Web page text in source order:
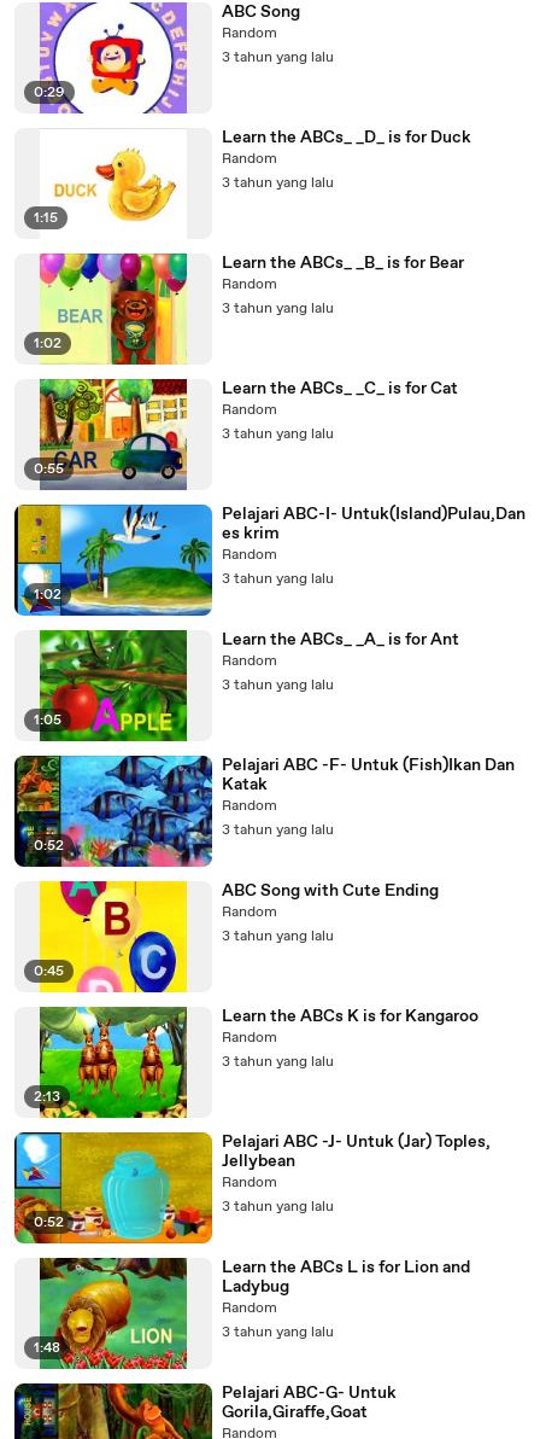
0:29
ABC Song
Random
3 tahun yang lalu
1:15
Learn the ABCs_ _D_ is for Duck
Random
3 tahun yang lalu
1:02
Learn the ABCs_ _B_ is for Bear
Random
3 tahun yang lalu
0:55
Learn the ABCs_ _C_ is for Cat
Random
3 tahun yang lalu
1:02
Pelajari ABC-I- Untuk(Island)Pulau,Dan
es krim
Random
3 tahun yang lalu
1:05
Learn the ABCs_ _A_ is for Ant
Random
3 tahun yang lalu
0:52
Pelajari ABC -F- Untuk (Fish)Ikan Dan
Katak
Random
3 tahun yang lalu
0:45
ABC Song with Cute Ending
Random
3 tahun yang lalu
2:13
Learn the ABCs K is for Kangaroo
Random
3 tahun yang lalu
0:52
Pelajari ABC -J- Untuk (Jar) Toples,
Jellybean
Random
3 tahun yang lalu
1:48
Learn the ABCs L is for Lion and
Ladybug
Random
3 tahun yang lalu
Pelajari ABC-G- Untuk
Gorila,Giraffe,Goat
Random